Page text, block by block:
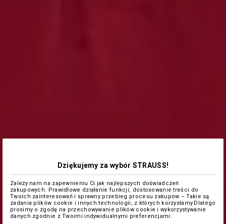
Dziękujemy za wybór STRAUSS!
Zależy nam na zapewnieniu Ci jak najlepszych doświadczeń
zakupowych. Prawidłowe działanie funkcji, dostosowanie treści do
Twoich zainteresowań i sprawny przebieg procesu zakupów – Takie są
zadania plików cookie i innych technologii, z których korzystamy.Dlatego
prosimy o zgodę na przechowywanie plików cookie i wykorzystywanie
danych zgodnie z Twoimi indywidualnymi preferencjami.